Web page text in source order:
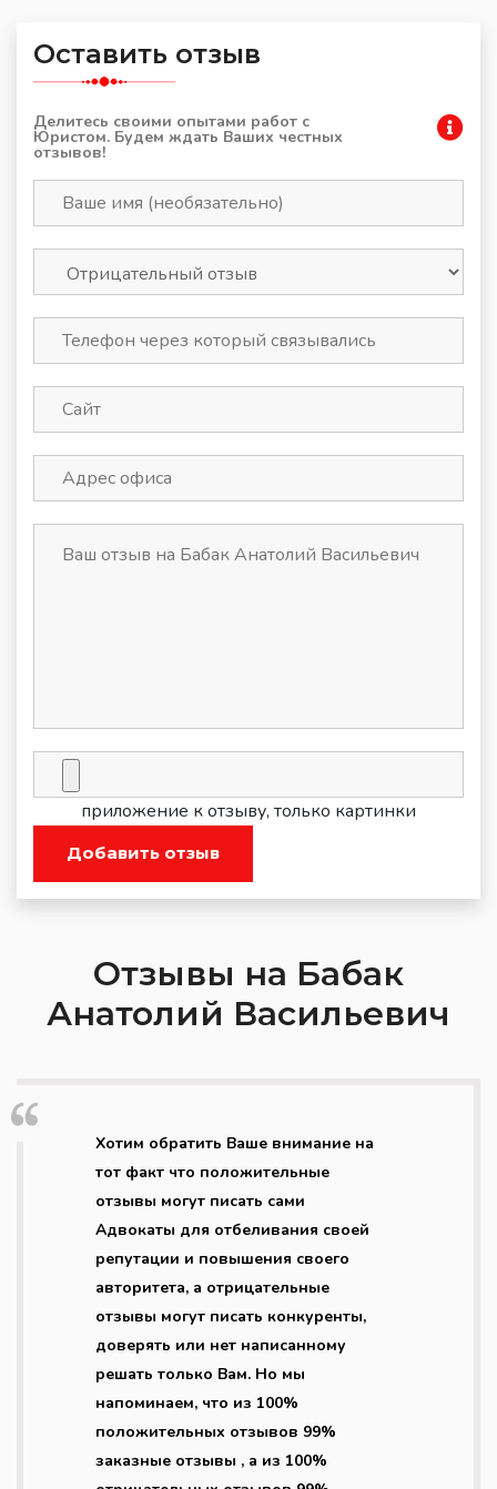
Оставить отзыв
Делитесь своими опытами работ с
Юристом. Будем ждать Ваших честных
отзывов!
приложение к отзыву, только картинки
Добавить отзыв
Отзывы на Бабак
Анатолий Васильевич
Хотим обратить Ваше внимание на
тот факт что положительные
отзывы могут писать сами
Адвокаты для отбеливания своей
репутации и повышения своего
авторитета, а отрицательные
отзывы могут писать конкуренты,
доверять или нет написанному
решать только Вам. Но мы
напоминаем, что из 100%
положительных отзывов 99%
заказные отзывы , а из 100%